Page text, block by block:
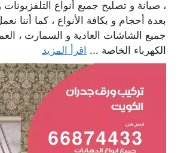
، صيانة و تصليح جميع أنواع
بعدة أحجام و بكافة الأنواع ، كما أننا
جميع الشاشات العادية و السمارت ،
الكهرباء الخاصة ... اقرأ المزيد